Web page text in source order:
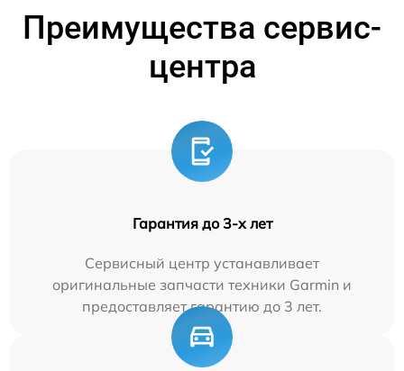
Преимущества сервис-
центра
Гарантия до 3-х лет
Сервисный центр устанавливает
оригинальные запчасти техники Garmin и
предоставляет гарантию до 3 лет.